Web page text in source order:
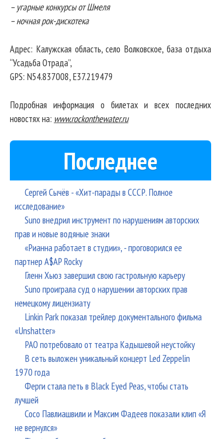
– угарные конкурсы от Шмеля
– ночная рок-дискотека
Адрес: Калужская область, село Волковское, база отдыха
“Усадьба Отрада”,
GPS: N54.837008, E37.219479
Подробная информация о билетах и всех последних
новостях на: www.rockonthewater.ru
Последнее
Сергей Сычёв - «Хит-парады в СССР. Полное
исследование»
Suno внедрил инструмент по нарушениям авторских
прав и новые водяные знаки
«Рианна работает в студии», - проговорился ее
партнер A$AP Rocky
Гленн Хьюз завершил свою гастрольную карьеру
Suno проиграла суд о нарушении авторских прав
немецкому лицензиату
Linkin Park показал трейлер документального фильма
«Unshatter»
РАО потребовало от театра Кадышевой неустойку
В сеть выложен уникальный концерт Led Zeppelin
1970 года
Ферги стала петь в Black Eyed Peas, чтобы стать
лучшей
Сосо Павлиашвили и Максим Фадеев показали клип «Я
не вернулся»